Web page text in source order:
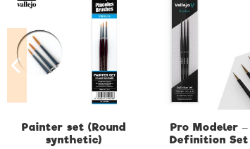
Painter set (Round
synthetic)
Pro Modeler –
Definition Set